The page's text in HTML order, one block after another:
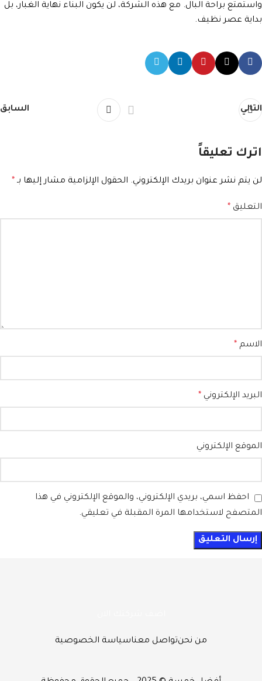
واستمتع براحة البال. مع هذه الشركة، لن يكون البناء نهاية الغبار، بل
بداية عصر نظيف.
التالي السابق
اترك تعليقاً
لن يتم نشر عنوان بريدك الإلكتروني. الحقول الإلزامية مشار إليها بـ *
التعليق *
الاسم *
البريد الإلكتروني *
الموقع الإلكتروني
احفظ اسمي، بريدي الإلكتروني، والموقع الإلكتروني في هذا
المتصفح لاستخدامها المرة المقبلة في تعليقي.
من نحنتواصل معناسياسة الخصوصية